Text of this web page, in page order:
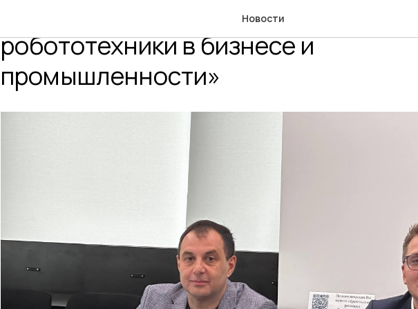
Новости
Форум «Прикладное применение
робототехники в бизнесе и
промышленности»